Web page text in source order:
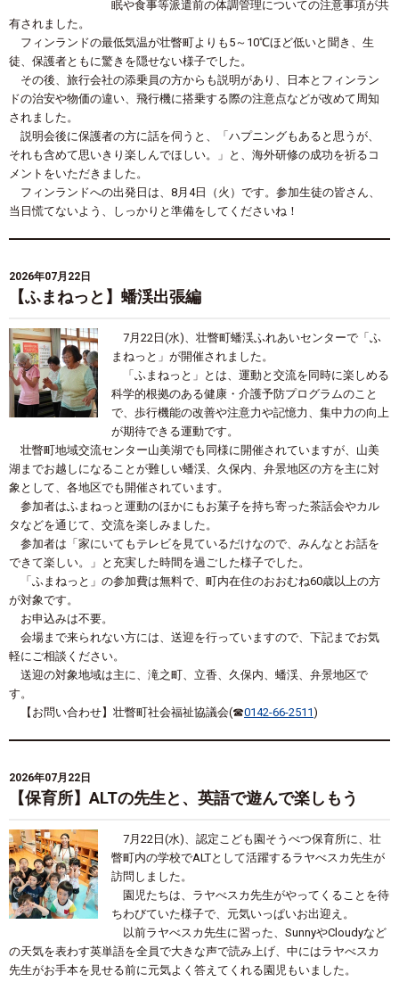
眠や食事等派遣前の体調管理についての注意事項が共
有されました。
フィンランドの最低気温が壮瞥町よりも5～10℃ほど低いと聞き、生
徒、保護者ともに驚きを隠せない様子でした。
その後、旅行会社の添乗員の方からも説明があり、日本とフィンラン
ドの治安や物価の違い、飛行機に搭乗する際の注意点などが改めて周知
されました。
説明会後に保護者の方に話を伺うと、「ハプニングもあると思うが、
それも含めて思いきり楽しんでほしい。」と、海外研修の成功を祈るコ
メントをいただきました。
フィンランドへの出発日は、8月4日（火）です。参加生徒の皆さん、
当日慌てないよう、しっかりと準備をしてくださいね！
2026年07月22日
【ふまねっと】蟠渓出張編
7月22日(水)、壮瞥町蟠渓ふれあいセンターで「ふ
まねっと」が開催されました。
「ふまねっと」とは、運動と交流を同時に楽しめる
科学的根拠のある健康・介護予防プログラムのこと
で、歩行機能の改善や注意力や記憶力、集中力の向上
が期待できる運動です。
壮瞥町地域交流センター山美湖でも同様に開催されていますが、山美
湖までお越しになることが難しい蟠渓、久保内、弁景地区の方を主に対
象として、各地区でも開催されています。
参加者はふまねっと運動のほかにもお菓子を持ち寄った茶話会やカル
タなどを通じて、交流を楽しみました。
参加者は「家にいてもテレビを見ているだけなので、みんなとお話を
できて楽しい。」と充実した時間を過ごした様子でした。
「ふまねっと」の参加費は無料で、町内在住のおおむね60歳以上の方
が対象です。
お申込みは不要。
会場まで来られない方には、送迎を行っていますので、下記までお気
軽にご相談ください。
送迎の対象地域は主に、滝之町、立香、久保内、蟠渓、弁景地区で
す。
【お問い合わせ】壮瞥町社会福祉協議会(☎0142-66-2511)
2026年07月22日
【保育所】ALTの先生と、英語で遊んで楽しもう
7月 22 日 (水)、認定こども園そうべつ保育所に、壮
瞥町内の学校でALTとして活躍するラヤべスカ先生が
訪問しました。
園児たちは、ラヤべスカ先生がやってくることを待
ちわびていた様子で、元気いっぱいお出迎え。
以前ラヤべスカ先生に習った、 SunnyやCloudyなど
の天気を表わす英単語を全員で大きな声で読み上げ、中にはラヤべスカ
先生がお手本を見せる前に元気よく答えてくれる園児もいました。